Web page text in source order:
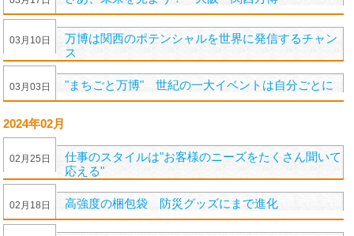
03 月 10日
万博は関西のポテンシャルを世界に発信するチャン
ス
03 月 03 日 "まちごと万博" 世紀の一大イベントは自分ごとに
2024年02月
02 月 25 日
仕事のスタイルは"お客様のニーズをたくさん聞いて
応える"
02 月 18 日 高強度の梱包袋 防災グッズにまで進化